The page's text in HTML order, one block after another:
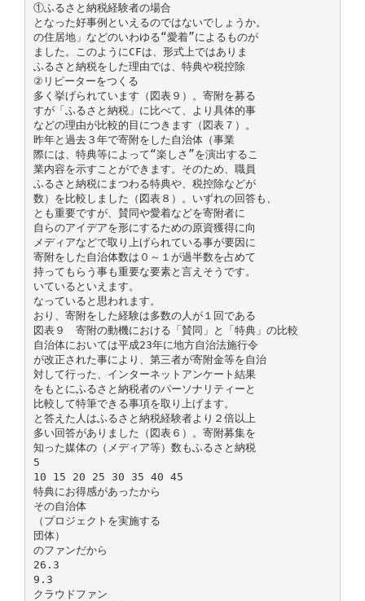
①ふるさと納税経験者の場合
となった好事例といえるのではないでしょうか。
の住居地」などのいわゆる“愛着”によるものが
ました。このようにCFは、形式上ではありま
ふるさと納税をした理由では、特典や税控除
②リピーターをつくる
多く挙げられています（図表９）。寄附を募る
すが「ふるさと納税」に比べて、より具体的事
などの理由が比較的目につきます（図表７）。
昨年と過去３年で寄附をした自治体（事業
際には、特典等によって“楽しさ”を演出するこ
業内容を示すことができます。そのため、職員
ふるさと納税にまつわる特典や、税控除などが
数）を比較しました（図表８）。いずれの回答も、
とも重要ですが、賛同や愛着などを寄附者に
自らのアイデアを形にするための原資獲得に向
メディアなどで取り上げられている事が要因に
寄附をした自治体数は０～１が過半数を占めて
持ってもらう事も重要な要素と言えそうです。
いているといえます。
なっていると思われます。
おり、寄附をした経験は多数の人が１回である
図表９ 寄附の動機における「賛同」と「特典」の比較
自治体においては平成23年に地方自治法施行令
が改正された事により、第三者が寄附金等を自治
対して行った、インターネットアンケート結果
をもとにふるさと納税者のパーソナリティーと
比較して特筆できる事項を取り上げます。
と答えた人はふるさと納税経験者より２倍以上
多い回答がありました（図表６）。寄附募集を
知った媒体の（メディア等）数もふるさと納税
5
10 15 20 25 30 35 40 45
特典にお得感があったから
その自治体
（プロジェクトを実施する
団体）
のファンだから
26.3
9.3
クラウドファン